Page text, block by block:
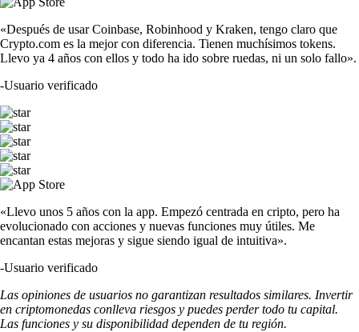
«Después de usar Coinbase, Robinhood y Kraken, tengo claro que
Crypto.com es la mejor con diferencia. Tienen muchísimos tokens.
Llevo ya 4 años con ellos y todo ha ido sobre ruedas, ni un solo fallo».
-Usuario verificado
«Llevo unos 5 años con la app. Empezó centrada en cripto, pero ha
evolucionado con acciones y nuevas funciones muy útiles. Me
encantan estas mejoras y sigue siendo igual de intuitiva».
-Usuario verificado
Las opiniones de usuarios no garantizan resultados similares. Invertir
en criptomonedas conlleva riesgos y puedes perder todo tu capital.
Las funciones y su disponibilidad dependen de tu región.